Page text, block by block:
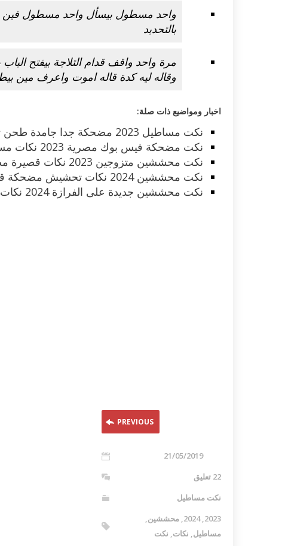
بالتحدبد
مرة واحد واقف قدام التلاجة بيفتح
وقاله ليه كدة قاله اموت واعرف مين
اخبار ومواضيع ذات صلة:
نكت مساطيل 2023 مضحكة جدا جامدة طحن تموت من الضحك
نكت مضحكة فيس بوك مصرية 2023 نكات مساطيل محششين مكتوبة
نكت محششين متزوجين 2023 نكات قصيرة مضحكة جديدة جدا
نكت محششين 2024 نكات تحشيش مضحكة قصيرة تموت من الضحك
نكت محششين جديدة على الفرازة 2024 نكات مضحكة قصيرة تموت ضحك
PREVIOUS
21/05/2019
22 تعليق
نكت مساطيل
2023
,
2024
, محششين,
مساطيل, نكات, نكت